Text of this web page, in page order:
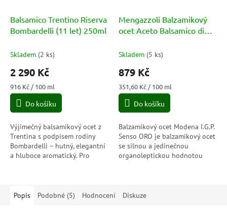
Balsamico Trentino Riserva
Bombardelli (11 let) 250ml
Skladem (2 ks)
2 290 Kč
Měrná
cena:
916 Kč / 100 ml
Do košíku
Výjimečný balsamikový ocet z
Trentina s podpisem rodiny
Bombardelli – hutný, elegantní
a hluboce aromatický. Pro
Mengazzoli Balzamikový
ocet Aceto Balsamico di
Senso ORO BOX 250ml
Skladem (5 ks)
879 Kč
Měrná
cena:
351,60 Kč / 100 ml
Do košíku
Balzamikový ocet Modena I.G.P.
Senso ORO je balzamikový ocet
se silnou a jedinečnou
organoleptickou hodnotou
Popis
Podobné (5) Hodnocení Diskuze